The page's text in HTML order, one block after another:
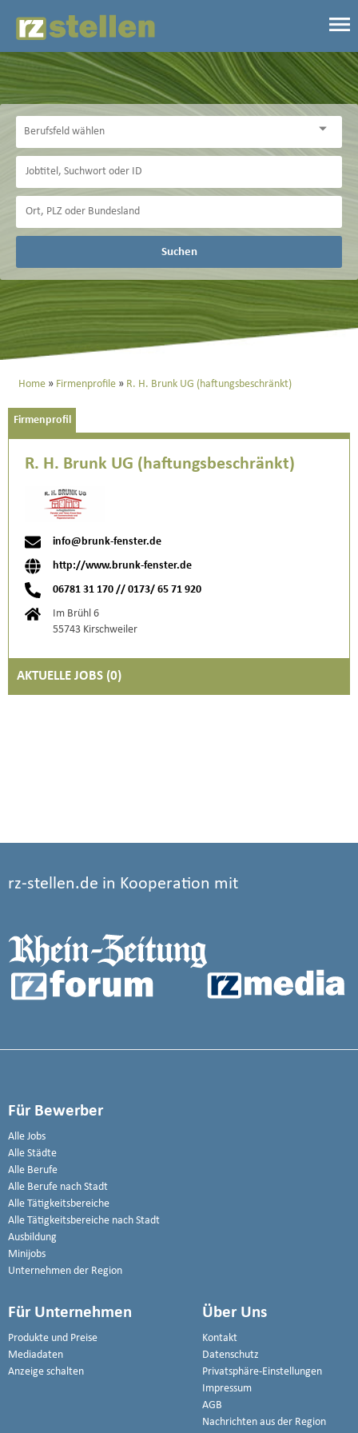
Suchen
Home Firmenprofile R. H. Brunk UG (haftungsbeschränkt)
Firmenprofil
R. H. Brunk UG (haftungsbeschränkt)
info@brunk-fenster.de
http://www.brunk-fenster.de
06781 31 170 // 0173/ 65 71 920
Im Brühl 6
55743 Kirschweiler
AKTUELLE JOBS (0)
rz-stellen.de in Kooperation mit
Für Bewerber
Alle Jobs
Alle Städte
Alle Berufe
Alle Berufe nach Stadt
Alle Tätigkeitsbereiche
Alle Tätigkeitsbereiche nach Stadt
Ausbildung
Minijobs
Unternehmen der Region
Für Unternehmen
Produkte und Preise
Mediadaten
Anzeige schalten
Über Uns
Kontakt
Datenschutz
Privatsphäre-Einstellungen
Impressum
AGB
Nachrichten aus der Region